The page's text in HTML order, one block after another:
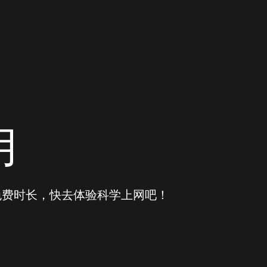
时长，快去体验科学上网吧！